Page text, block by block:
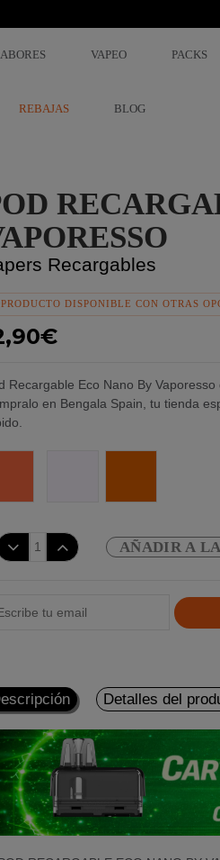
VAPEO PACKS
REBAJAS BLOG
Recargables
PRODUCTO DISPONIBLE CON OTRAS
Recargable Eco Nano By
en Bengala Spain, tu tienda
AÑADIR A
Detalles del